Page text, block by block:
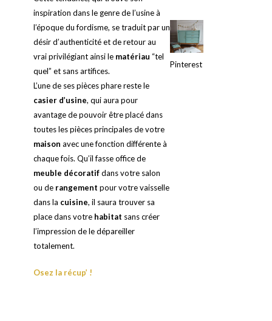
inspiration dans le genre de l’usine à
l’époque du fordisme, se traduit par un
désir d’authenticité et de retour au
vrai privilégiant ainsi le matériau “tel
quel” et sans artifices.
L’une de ses pièces phare reste le
casier d’usine, qui aura pour
avantage de pouvoir être placé dans
toutes les pièces principales de votre
maison avec une fonction différente à
chaque fois. Qu’il fasse office de
meuble décoratifdans votre salon
ou de rangement pour votre vaisselle
dans la cuisine, il saura trouver sa
place dans votre habitat sans créer
l’impression de le dépareiller
totalement.
Pinterest
Osez la récup’ !